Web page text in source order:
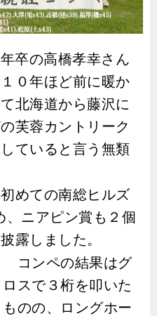
年卒の高橋孝幸さん
０年ほど前に暖か
北海道から藤沢に
芙蓉カントリーク
ていると言う無類
めての南総ヒルズ
、ニアピン賞も２個
露しました。
コンペの結果はグ
ロスで３桁を叩いた
ものの、ロングホー